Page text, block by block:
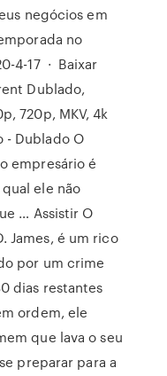
negócios em
no
4-17 · Baixar
Dublado,
720p, MKV, 4k
- Dublado O
empresário é
ele não
… Assistir O
James, é um rico
por um crime
dias restantes
ordem, ele
que lava o seu
preparar para a